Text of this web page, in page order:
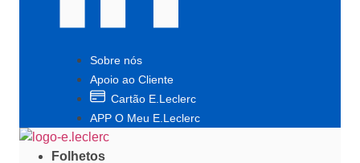
Sobre nós
Apoio ao Cliente
Cartão E.Leclerc
APP O Meu E.Leclerc
Folhetos